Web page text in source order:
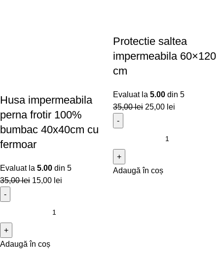
Husa impermeabila
perna frotir 100%
bumbac 40x40cm cu
fermoar
Evaluat la 5.00 din 5
35,00lei 15,00 lei
Adaugă în coș
Protectie saltea
impermeabila 60×120
cm
Evaluat la 5.00 din 5
35,00lei 25,00 lei
Adaugă în coș